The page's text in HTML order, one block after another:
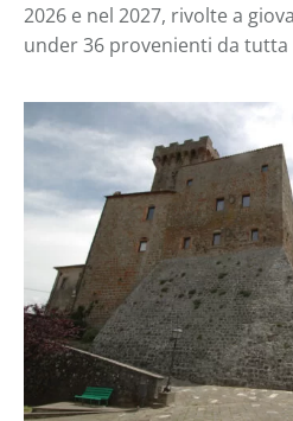
2026 e nel 2027, rivolte a
under 36 provenienti da tutta